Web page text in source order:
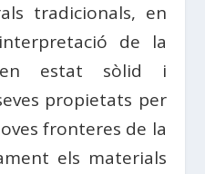
tradicionals, en
de la
en estat sòlid i
propietats per
fronteres de la
els materials